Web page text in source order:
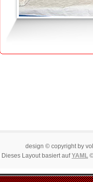
design © copyright by
| Dieses Layout basiert aufYAML